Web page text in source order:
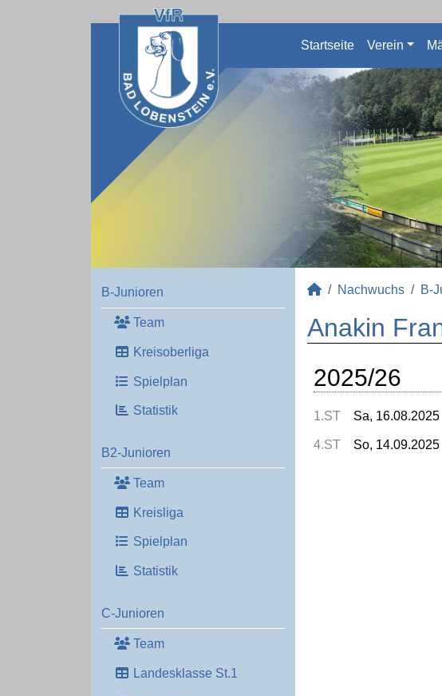
Startseite Verein
B-Junioren
Team
Kreisoberliga
Spielplan
Statistik
B2-Junioren
Team
Kreisliga
Spielplan
Statistik
C-Junioren
Team
Landesklasse St.1
Nachwuchs B-
Anakin
2025/26
1.ST Sa, 16.08.2025
4.ST So, 14.09.2025